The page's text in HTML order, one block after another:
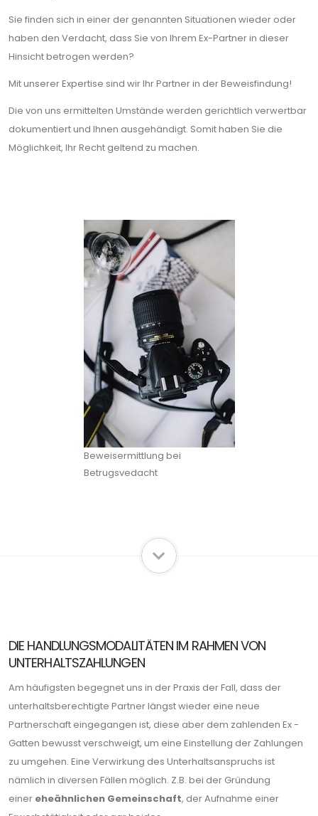
Sie finden sich in einer der genannten Situationen wieder oder
haben den Verdacht, dass Sie von Ihrem Ex-Partner in dieser
Hinsicht betrogen werden?
Mit unserer Expertise sind wir Ihr Partner in der Beweisfindung!
Die von uns ermittelten Umstände werden gerichtlich verwertbar
dokumentiert und Ihnen ausgehändigt. Somit haben Sie die
Möglichkeit, Ihr Recht geltend zu machen.
Beweisermittlung bei
Betrugsvedacht
DIE HANDLUNGSMODALITÄTEN IM RAHMEN VON
UNTERHALTSZAHLUNGEN
Am häufigsten begegnet uns in der Praxis der Fall, dass der
unterhaltsberechtigte Partner längst wieder eine neue
Partnerschaft eingegangen ist, diese aber dem zahlenden Ex -
Gatten bewusst verschweigt, um eine Einstellung der Zahlungen
zu umgehen. Eine Verwirkung des Unterhaltsanspruchs ist
nämlich in diversen Fällen möglich. Z.B. bei der Gründung
einer eheähnlichen Gemeinschaft, der Aufnahme einer